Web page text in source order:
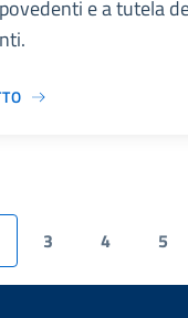
e a tutela
3 4 5